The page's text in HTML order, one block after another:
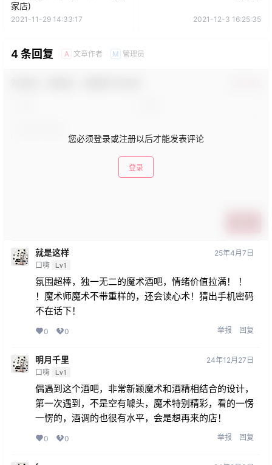
家店)
2021-11-29 14:33:17 2021-12-3 16:25:35
4 条回复 A 文章作者 M 管理员
您必须登录或注册以后才能发表评论
登录
就是这样
口嗨 Lv1
25年4月7日
氛围超棒，独一无二的魔术酒吧，情绪价值拉满！ ！
！魔术师魔术不带重样的，还会读心术！猜出手机密码
不在话下！
0 0 举报 回复
明月千里
口嗨 Lv1
24年12月27日
偶遇到这个酒吧，非常新颖魔术和酒精相结合的设计，
第一次遇到，不是空有噱头，魔术特别精彩，看的一愣
一愣的，酒调的也很有水平，会是想再来的店！
0 0 举报 回复